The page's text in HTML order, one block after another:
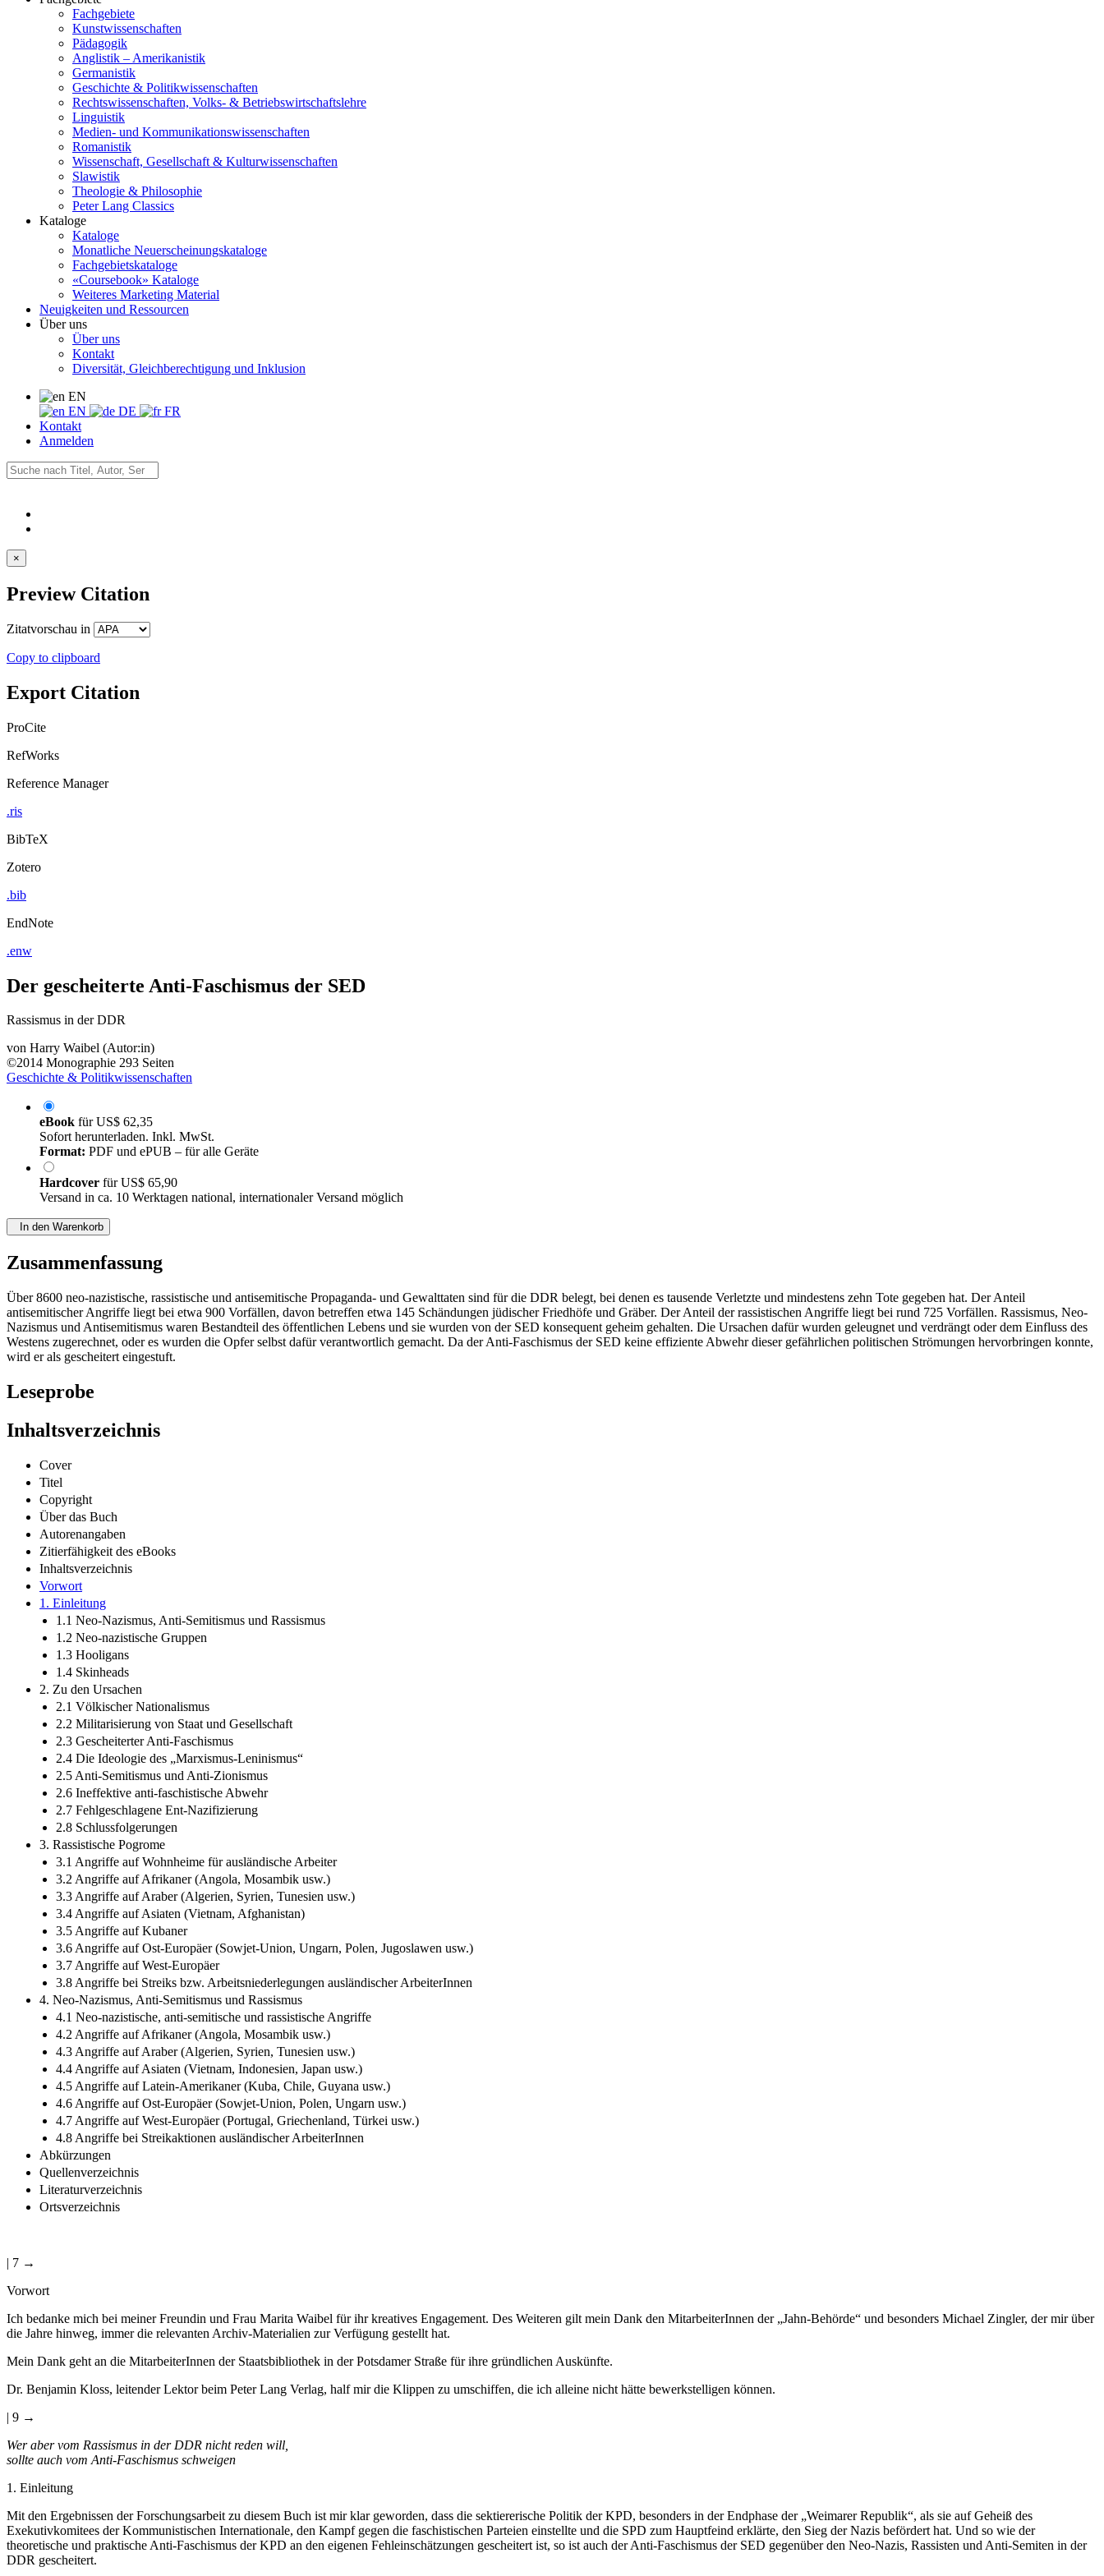
Fachgebiete
Kunstwissenschaften
Pädagogik
Anglistik – Amerikanistik
Germanistik
Geschichte & Politikwissenschaften
Rechtswissenschaften, Volks- & Betriebswirtschaftslehre
Linguistik
Medien- und Kommunikationswissenschaften
Romanistik
Wissenschaft, Gesellschaft & Kulturwissenschaften
Slawistik
Theologie & Philosophie
Peter Lang Classics
Kataloge
Kataloge
Monatliche Neuerscheinungskataloge
Fachgebietskataloge
«Coursebook» Kataloge
Weiteres Marketing Material
Neuigkeiten und Ressourcen
Über uns
Über uns
Kontakt
Diversität, Gleichberechtigung und Inklusion
EN
EN
DE
FR
Kontakt
Anmelden
×
Preview Citation
Zitatvorschau in
Copy to clipboard
Export Citation
ProCite
RefWorks
Reference Manager
.ris
BibTeX
Zotero
.bib
EndNote
.enw
Der gescheiterte Anti-Faschismus der SED
Rassismus in der DDR
von Harry Waibel (Autor:in)
©2014 Monographie 293 Seiten
Geschichte & Politikwissenschaften
eBook fürUS$ 62,35
Sofort herunterladen. Inkl. MwSt.
Format: PDF und ePUB – für alle Geräte
Hardcover fürUS$ 65,90
Versand in ca. 10 Werktagen national, internationaler Versand möglich
In den Warenkorb
Zusammenfassung
Über 8600 neo-nazistische, rassistische und antisemitische Propaganda- und Gewalttaten sind für die DDR belegt, bei denen es tausende Verletzte und mindestens zehn Tote gegeben hat. Der Anteil
antisemitischer Angriffe liegt bei etwa 900 Vorfällen, davon betreffen etwa 145 Schändungen jüdischer Friedhöfe und Gräber. Der Anteil der rassistischen Angriffe liegt bei rund 725 Vorfällen. Rassismus, Neo-
Nazismus und Antisemitismus waren Bestandteil des öffentlichen Lebens und sie wurden von der SED konsequent geheim gehalten. Die Ursachen dafür wurden geleugnet und verdrängt oder dem Einfluss des
Westens zugerechnet, oder es wurden die Opfer selbst dafür verantwortlich gemacht. Da der Anti-Faschismus der SED keine effiziente Abwehr dieser gefährlichen politischen Strömungen hervorbringen konnte,
wird er als gescheitert eingestuft.
Leseprobe
Inhaltsverzeichnis
Cover
Titel
Copyright
Über das Buch
Autorenangaben
Zitierfähigkeit des eBooks
Inhaltsverzeichnis
Vorwort
1. Einleitung
1.1 Neo-Nazismus, Anti-Semitismus und Rassismus
1.2 Neo-nazistische Gruppen
1.3 Hooligans
1.4 Skinheads
2. Zu den Ursachen
2.1 Völkischer Nationalismus
2.2 Militarisierung von Staat und Gesellschaft
2.3 Gescheiterter Anti-Faschismus
2.4 Die Ideologie des „Marxismus-Leninismus“
2.5 Anti-Semitismus und Anti-Zionismus
2.6 Ineffektive anti-faschistische Abwehr
2.7 Fehlgeschlagene Ent-Nazifizierung
2.8 Schlussfolgerungen
3. Rassistische Pogrome
3.1 Angriffe auf Wohnheime für ausländische Arbeiter
3.2 Angriffe auf Afrikaner (Angola, Mosambik usw.)
3.3 Angriffe auf Araber (Algerien, Syrien, Tunesien usw.)
3.4 Angriffe auf Asiaten (Vietnam, Afghanistan)
3.5 Angriffe auf Kubaner
3.6 Angriffe auf Ost-Europäer (Sowjet-Union, Ungarn, Polen, Jugoslawen usw.)
3.7 Angriffe auf West-Europäer
3.8 Angriffe bei Streiks bzw. Arbeitsniederlegungen ausländischer ArbeiterInnen
4. Neo-Nazismus, Anti-Semitismus und Rassismus
4.1 Neo-nazistische, anti-semitische und rassistische Angriffe
4.2 Angriffe auf Afrikaner (Angola, Mosambik usw.)
4.3 Angriffe auf Araber (Algerien, Syrien, Tunesien usw.)
4.4 Angriffe auf Asiaten (Vietnam, Indonesien, Japan usw.)
4.5 Angriffe auf Latein-Amerikaner (Kuba, Chile, Guyana usw.)
4.6 Angriffe auf Ost-Europäer (Sowjet-Union, Polen, Ungarn usw.)
4.7 Angriffe auf West-Europäer (Portugal, Griechenland, Türkei usw.)
4.8 Angriffe bei Streikaktionen ausländischer ArbeiterInnen
Abkürzungen
Quellenverzeichnis
Literaturverzeichnis
Ortsverzeichnis
| 7 →
Vorwort
Ich bedanke mich bei meiner Freundin und Frau Marita Waibel für ihr kreatives Engagement. Des Weiteren gilt mein Dank den MitarbeiterInnen der „Jahn-Behörde“ und besonders Michael Zingler, der mir über
die Jahre hinweg, immer die relevanten Archiv-Materialien zur Verfügung gestellt hat.
Mein Dank geht an die MitarbeiterInnen der Staatsbibliothek in der Potsdamer Straße für ihre gründlichen Auskünfte.
Dr. Benjamin Kloss, leitender Lektor beim Peter Lang Verlag, half mir die Klippen zu umschiffen, die ich alleine nicht hätte bewerkstelligen können.
| 9 →
Wer aber vom Rassismus in der DDR nicht reden will,
sollte auch vom Anti-Faschismus schweigen
1. Einleitung
Mit den Ergebnissen der Forschungsarbeit zu diesem Buch ist mir klar geworden, dass die sektiererische Politik der KPD, besonders in der Endphase der „Weimarer Republik“, als sie auf Geheiß des
Exekutivkomitees der Kommunistischen Internationale, den Kampf gegen die faschistischen Parteien einstellte und die SPD zum Hauptfeind erklärte, den Sieg der Nazis befördert hat. Und so wie der
theoretische und praktische Anti-Faschismus der KPD an den eigenen Fehleinschätzungen gescheitert ist, so ist auch der Anti-Faschismus der SED gegenüber den Neo-Nazis, Rassisten und Anti-Semiten in der
DDR gescheitert.